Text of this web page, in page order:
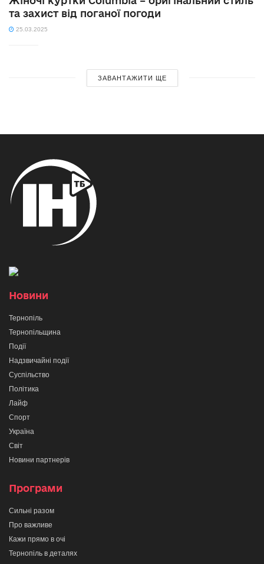
та захист від поганої погоди
25.03.2025
ЗАВАНТАЖИТИ ЩЕ
Новини
Тернопіль
Тернопільщина
Події
Надзвичайні події
Суспільство
Політика
Лайф
Спорт
Україна
Світ
Новини партнерів
Програми
Сильні разом
Про важливе
Кажи прямо в очі
Тернопіль в деталях